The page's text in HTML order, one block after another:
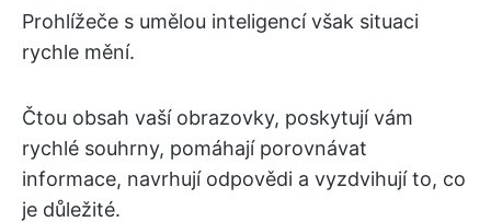
Prohlížeče s umělou inteligencí však situaci
rychle mění.
Čtou obsah vaší obrazovky, poskytují vám
rychlé souhrny, pomáhají porovnávat
informace, navrhují odpovědi a vyzdvihují to, co
je důležité.